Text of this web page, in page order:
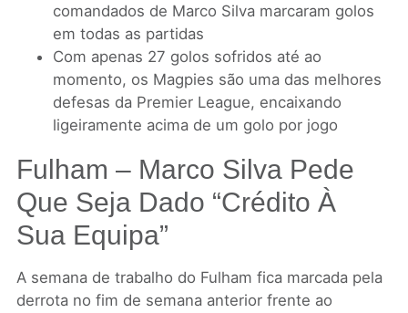
comandados de Marco Silva marcaram golos
em todas as partidas
Com apenas 27 golos sofridos até ao
momento, os Magpies são uma das melhores
defesas da Premier League, encaixando
ligeiramente acima de um golo por jogo
Fulham – Marco Silva Pede
Que Seja Dado “crédito À
Sua Equipa”
A semana de trabalho do Fulham fica marcada pela
derrota no fim de semana anterior frente ao